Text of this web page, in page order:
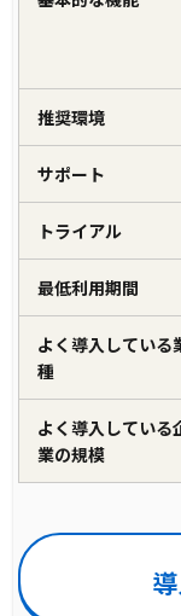
推奨環境
サポート
トライアル
最低利用期間
よく導入している
種
よく導入している
業の規模